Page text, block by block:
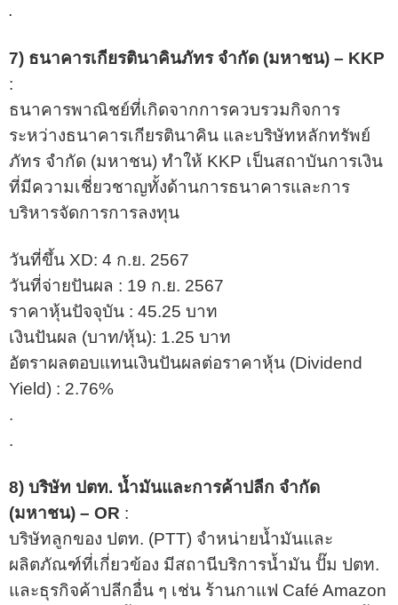
.
7) ธนาคารเกียรตินาคินภัทร จำกัด (มหาชน) – KKP
:
ธนาคารพาณิชย์ที่เกิดจากการควบรวมกิจการ
ระหว่างธนาคารเกียรตินาคิน และบริษัทหลักทรัพย์
ภัทร จำกัด (มหาชน) ทำให้ KKP เป็นสถาบันการเงิน
ที่มีความเชี่ยวชาญทั้งด้านการธนาคารและการ
บริหารจัดการการลงทุน
วันที่ขึ้น XD: 4 ก.ย. 2567
วันที่จ่ายปันผล : 19 ก.ย. 2567
ราคาหุ้นปัจจุบัน : 45.25 บาท
เงินปันผล (บาท/หุ้น): 1.25 บาท
อัตราผลตอบแทนเงินปันผลต่อราคาหุ้น (Dividend
Yield) : 2.76%
.
.
8) บริษัท ปตท. น้ำมันและการค้าปลีก จำกัด
(มหาชน) – OR :
บริษัทลูกของ ปตท. (PTT) จำหน่ายน้ำมันและ
ผลิตภัณฑ์ที่เกี่ยวข้อง มีสถานีบริการน้ำมัน ปั๊ม ปตท.
และธุรกิจค้าปลีกอื่น ๆ เช่น ร้านกาแฟ Café Amazon